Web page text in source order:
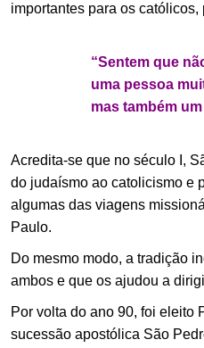
importantes para os católicos,
“Sentem que
uma pessoa
mas também
Acredita-se que no século I,
do judaísmo ao catolicismo e
algumas das viagens
Paulo.
Do mesmo modo, a tradição
ambos e que os ajudou a
Por volta do ano 90, foi eleito
sucessão apostólica São